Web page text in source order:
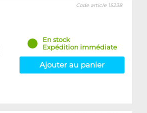
Code article 15238
En stock
Expédition immédiate
Ajouter au panier